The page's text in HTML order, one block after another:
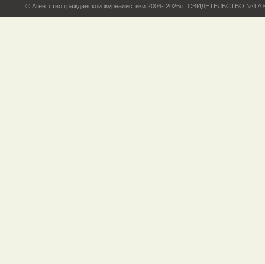
© Агентство гражданской журналистики 2006- 2026гг. СВИДЕТЕЛЬСТВО